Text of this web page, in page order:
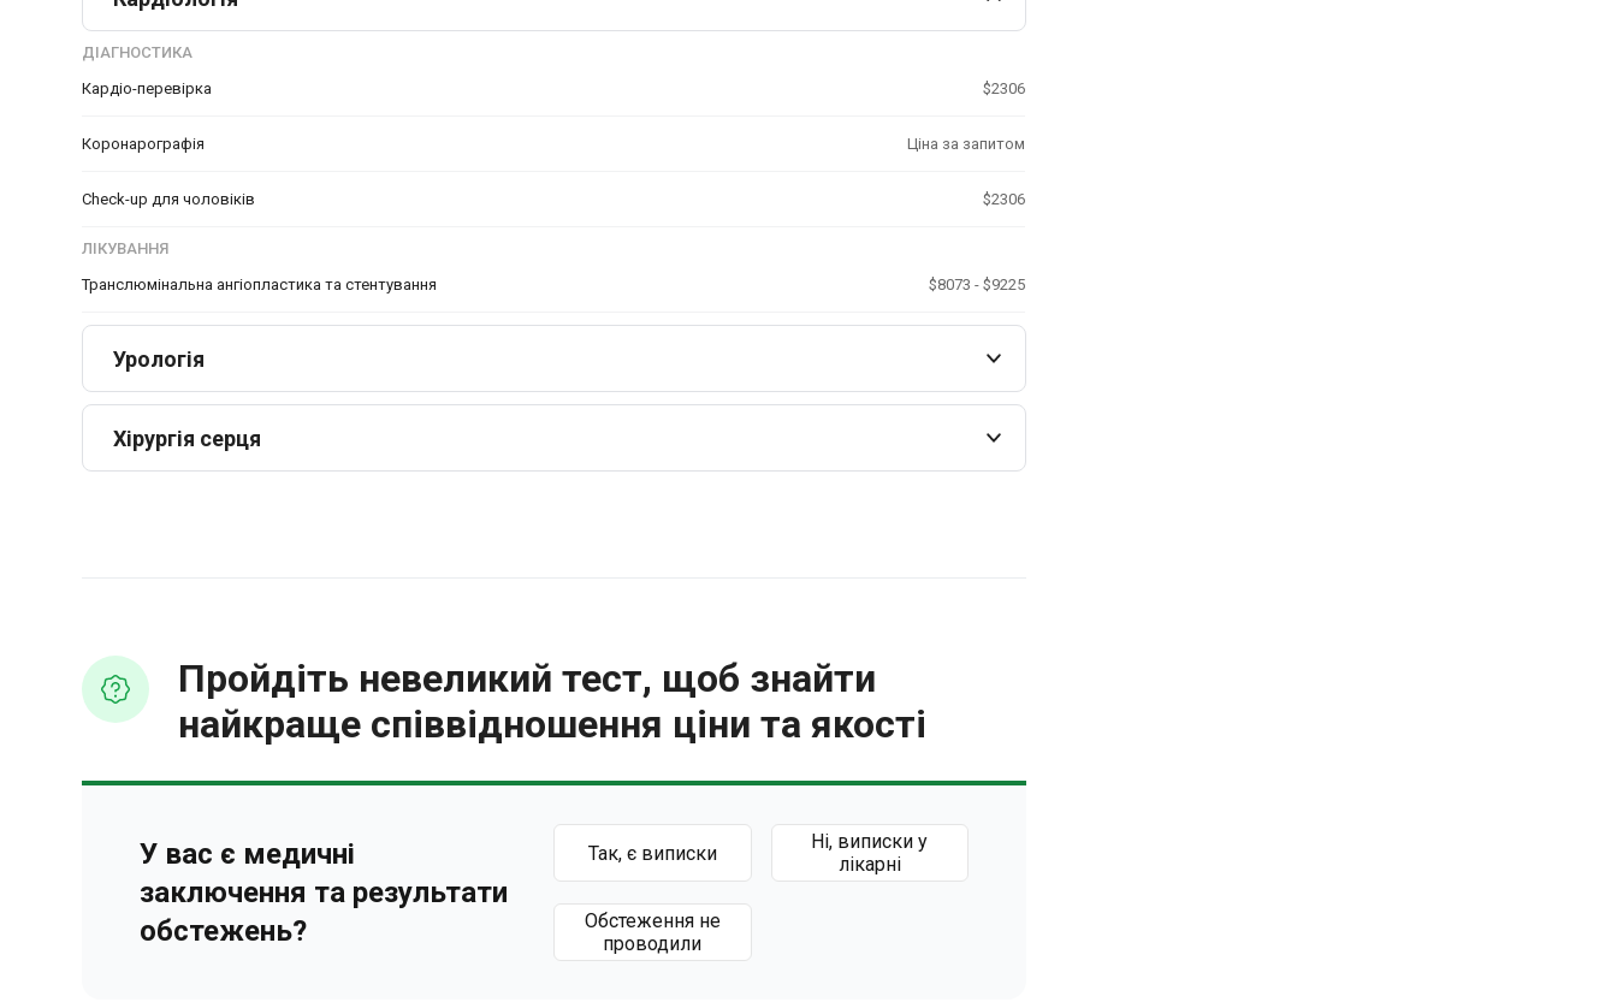
ДІАГНОСТИКА
Кардіо-перевірка
$2306
Коронарографія Ціна за запитом
Check-up для чоловіків $2306
ЛІКУВАННЯ
Транслюмінальна ангіопластика та стентування
$8073 - $9225
Урологія
Хірургія серця
Пройдіть невеликий тест, щоб знайти
найкраще співвідношення ціни та якості
У вас є медичні
заключення та результати
обстежень?
Так, є виписки
Ні, виписки у
лікарні
Обстеження не
проводили